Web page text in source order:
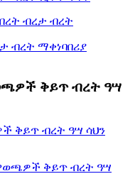
ብረት ማቀነባበሪያ
ቅይጥ ብረት ዓሣ